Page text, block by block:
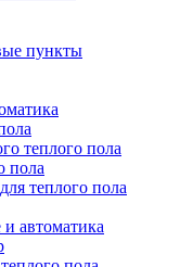
пункты
теплого пола
пола
теплого пола
автоматика